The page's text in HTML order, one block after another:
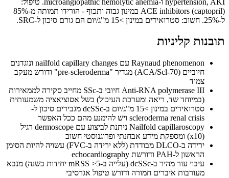
ACE inhibitors (captopril) במינון גבוה ותכוף - הורידו תמותה מ-85%
ל-25%. חשוב: סטרואידים במינון >15 מ"ג/יום הם גורם סיכון ל-SRC.
תובנות קליניות
Raynaud phenomenon עם nailfold capillary changes ונוגדנים
חיוביים (ACA/Scl-70) מגדיר "pre-scleroderma" ודורש מעקב
צמוד
Anti-RNA polymerase III חיובי ב-SSc מחייב סקירה לממאירות
(במיוחד שד, ריאה ומערכת העיכול) בשל אסוציאציה משמעותית
סטרואידים במינון >15 מ"ג/יום ב-dcSSc מגבירים סיכון ל-
scleroderma renal crisis ויש להימנע מהם ככל האפשר
Nailfold capillaroscopy ניתנת לביצוע עם dermoscope רגיל
(x10) ומספקת מידע אבחנתי ופרוגנוסטי חשוב
ירידה ב-DLCO מבודדת (ללא ירידה ב-FVC) עשויה להיות הסימן
הראשון ל-PAH ודורשת echocardiography
עיבוי עור מהיר ב-dcSSc (עלייה ב-mRSS >5 יחידות בשנה) מנבא
מעורבות איברים חמורה ודורש טיפול אגרסיבי